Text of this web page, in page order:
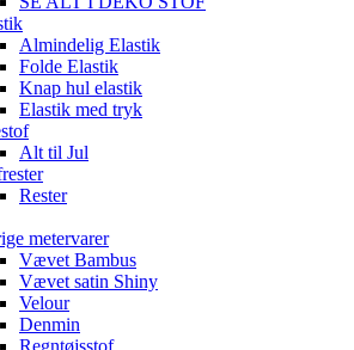
Almindelig Elastik
Folde Elastik
Knap hul elastik
Elastik med tryk
Alt til Jul
Rester
metervarer
Vævet Bambus
Vævet satin Shiny
Velour
Denmin
Regntøjsstof